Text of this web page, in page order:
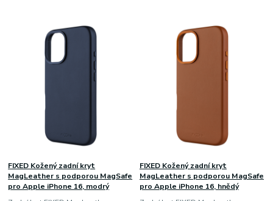
FIXED Kožený zadní kryt
MagLeather s podporou MagSafe
pro Apple iPhone 16, modrý
FIXED Kožený zadní kryt
MagLeather s podporou MagSafe
pro Apple iPhone 16, hnědý